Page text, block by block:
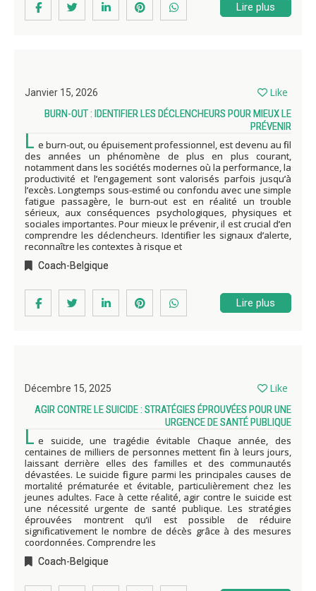
Lire plus
Janvier 15, 2026 Like
BURN-OUT : IDENTIFIER LES DÉCLENCHEURS POUR MIEUX LE
PRÉVENIR
L e burn-out, ou épuisement professionnel, est devenu au fil
des années un phénomène de plus en plus courant,
notamment dans les sociétés modernes où la performance, la
productivité et l’engagement sont valorisés parfois jusqu’à
l’excès. Longtemps sous-estimé ou confondu avec une simple
fatigue passagère, le burn-out est en réalité un trouble
sérieux, aux conséquences psychologiques, physiques et
sociales importantes. Pour mieux le prévenir, il est crucial d’en
comprendre les déclencheurs. Identifier les signaux d’alerte,
reconnaître les contextes à risque et
Coach-Belgique
Lire plus
Décembre 15, 2025 Like
AGIR CONTRE LE SUICIDE : STRATÉGIES ÉPROUVÉES POUR UNE
URGENCE DE SANTÉ PUBLIQUE
L e suicide, une tragédie évitable Chaque année, des
centaines de milliers de personnes mettent fin à leurs jours,
laissant derrière elles des familles et des communautés
dévastées. Le suicide figure parmi les principales causes de
mortalité prématurée et évitable, particulièrement chez les
jeunes adultes. Face à cette réalité, agir contre le suicide est
une nécessité urgente de santé publique. Les stratégies
éprouvées montrent qu’il est possible de réduire
significativement le nombre de décès grâce à des mesures
coordonnées. Comprendre les
Coach-Belgique